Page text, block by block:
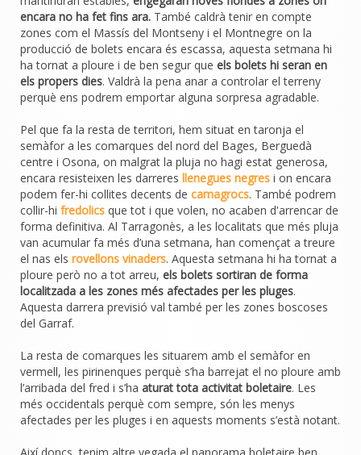
encara no ha fet fins ara. També caldrà tenir en compte
zones com el Massís del Montseny i el Montnegre on la
producció de bolets encara és escassa, aquesta setmana hi
ha tornat a ploure i de ben segur que els bolets hi seran en
els propers dies. Valdrà la pena anar a controlar el terreny
perquè ens podrem emportar alguna sorpresa agradable.
Pel que fa la resta de territori, hem situat en taronja el
semàfor a les comarques del nord del Bages, Berguedà
centre i Osona, on malgrat la pluja no hagi estat generosa,
encara resisteixen les darreres llenegues negres i on encara
podem fer-hi collites decents de camagrocs. També podrem
collir-hi fredolics que tot i que volen, no acaben d'arrencar de
forma definitiva. Al Tarragonès, a les localitats que més pluja
van acumular fa més d’una setmana, han començat a treure
el nas els rovellons vinaders. Aquesta setmana hi ha tornat a
ploure però no a tot arreu, els bolets sortiran de forma
localitzada a les zones més afectades per les pluges.
Aquesta darrera previsió val també per les zones boscoses
del Garraf.
La resta de comarques les situarem amb el semàfor en
vermell, les pirinenques perquè s’ha barrejat el no ploure amb
l’arribada del fred i s’ha aturat tota activitat boletaire. Les
més occidentals perquè com sempre, són les menys
afectades per les pluges i en aquests moments s’està notant.
Així doncs, tenim altre vegada el panorama boletaire ben